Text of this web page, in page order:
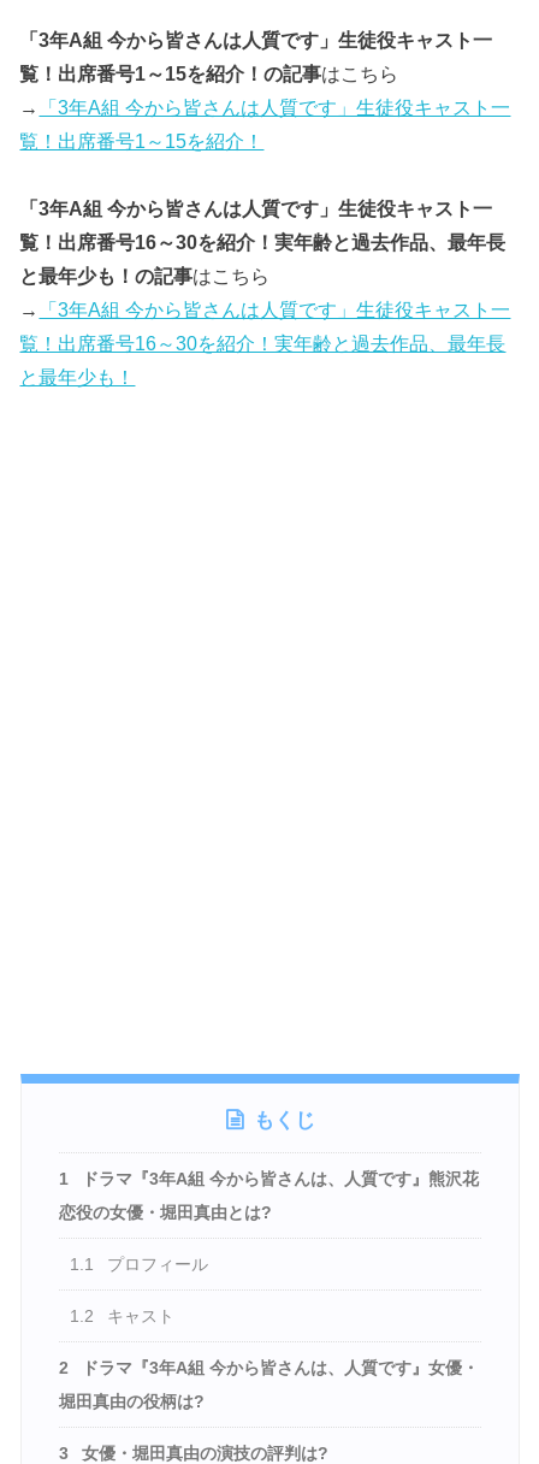
「3年A組 今から皆さんは人質です」生徒役キャスト一
覧！出席番号1～15を紹介！の記事はこちら
→
「3年A組 今から皆さんは人質です」生徒役キャスト一
覧！出席番号1～15を紹介！
「3年A組 今から皆さんは人質です」生徒役キャスト一
覧！出席番号16～30を紹介！実年齢と過去作品、最年長
と最年少も！の記事はこちら
→
「3年A組 今から皆さんは人質です」生徒役キャスト一
覧！出席番号16～30を紹介！実年齢と過去作品、最年長
と最年少も！
もくじ
1
ドラマ『3年A組 今から皆さんは、人質です』熊沢花
恋役の女優・堀田真由とは?
1.1 プロフィール
1.2 キャスト
2
ドラマ『3年A組 今から皆さんは、人質です』女優・
堀田真由の役柄は?
3 女優・堀田真由の演技の評判は?